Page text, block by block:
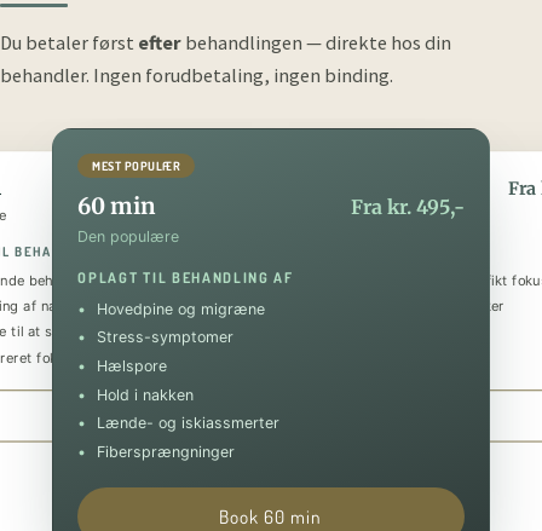
Du betaler først efter behandlingen — direkte hos din
behandler. Ingen forudbetaling, ingen binding.
BEHANDLING AF
behandling
af nakke og skuldre
til at sænke stressniveauet
fokus på specifik skade
Book 30 min
MEST POPULÆR
60 min Fra kr. 495,-
Den populære
OPLAGT TIL BEHANDLING AF
Hovedpine og migræne
Stress-symptomer
Hælspore
Hold i nakken
Lænde- og iskiassmerter
Fibersprængninger
Book 60 min
Fra
Den luksuriøse
Helkropsmassage med et specifikt
Behandling af flere problematikker